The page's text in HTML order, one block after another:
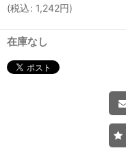
(税込: 1,242円)
在庫なし